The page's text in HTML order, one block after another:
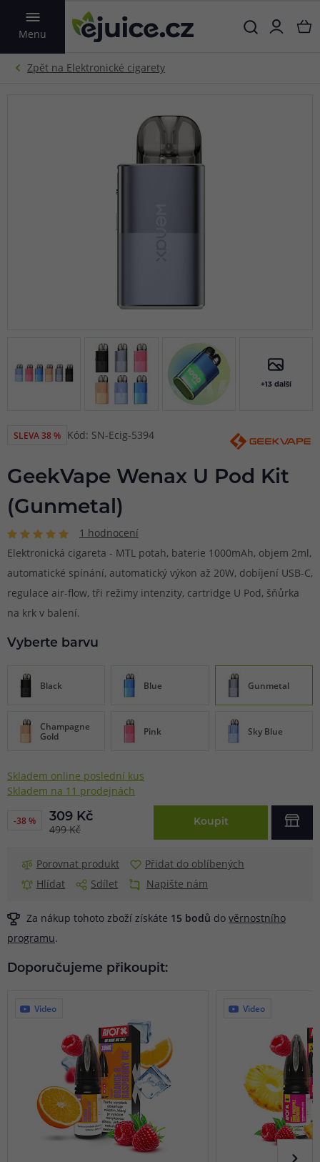
Menu
VYHLEDAT
+13 další
SLEVA 38 % Kód: SN-Ecig-5394
GeekVape Wenax U Pod Kit
(Gunmetal)
1 hodnocení
Elektronická cigareta - MTL potah, baterie 1000mAh, objem 2ml,
automatické spínání, automatický výkon až 20W, dobíjení USB-C,
regulace air-flow, tři režimy intenzity, cartridge U Pod, šňůrka
na krk v balení.
Vyberte barvu
Black Blue Gunmetal
Champagne
Gold
Pink Sky Blue
Skladem online poslední kus
Skladem na 11 prodejnách
-38 %
309 Kč
499 Kč
Koupit
Porovnat produkt
Přidat do oblíbených
Hlídat
Sdílet Napište nám
Za nákup tohoto zboží získáte 15 bodů do věrnostního
programu.
Doporučujeme přikoupit:
Video Video